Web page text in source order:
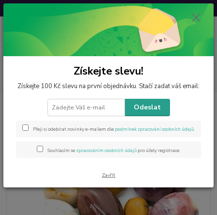
Svatovavřinecká sleva: 20 % s kódemVAVRINEC20
Menu
CZK 0
za
Výrobky z minerálů
Mokait leštěný
Získejte slevu!
Získejte 100 Kč slevu na první objednávku. Stačí zadat váš email:
Odeslat
Přeji si odebírat novinky e-mailem dle podmínek zpracování osobních údajů.
Souhlasím se zpracováním osobních údajů pro účely registrace.
Zavřít